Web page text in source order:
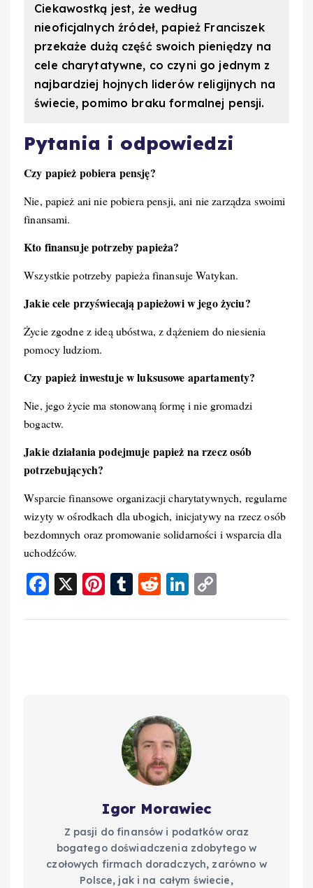
Ciekawostką jest, że według
nieoficjalnych źródeł, papież Franciszek
przekaże dużą część swoich pieniędzy na
cele charytatywne, co czyni go jednym z
najbardziej hojnych liderów religijnych na
świecie, pomimo braku formalnej pensji.
Pytania i odpowiedzi
Czy papież pobiera pensję?
Nie, papież ani nie pobiera pensji, ani nie zarządza swoimi
finansami.
Kto finansuje potrzeby papieża?
Wszystkie potrzeby papieża finansuje Watykan.
Jakie cele przyświecają papieżowi w jego życiu?
Życie zgodne z ideą ubóstwa, z dążeniem do niesienia
pomocy ludziom.
Czy papież inwestuje w luksusowe apartamenty?
Nie, jego życie ma stonowaną formę i nie gromadzi
bogactw.
Jakie działania podejmuje papież na rzecz osób
potrzebujących?
Wsparcie finansowe organizacji charytatywnych, regularne
wizyty w ośrodkach dla ubogich, inicjatywy na rzecz osób
bezdomnych oraz promowanie solidarności i wsparcia dla
uchodźców.
F
c
X
Pi
er
T
m
R
d
Li
k p
Igor Morawiec
Z pasji do finansów i podatków oraz
bogatego doświadczenia zdobytego w
czołowych firmach doradczych, zarówno w
Polsce, jak i na całym świecie,